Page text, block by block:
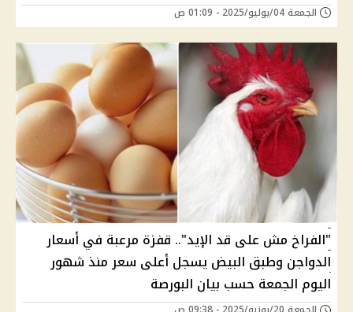
الجمعة 04/يوليو/2025 - 01:09 ص
"الفراخ مش على قد الإيد".. قفزة مرعبة في أسعار
الدواجن وطبق البيض يسجل أعلى سعر منذ شهور
اليوم الجمعة حسب بيان البورصة